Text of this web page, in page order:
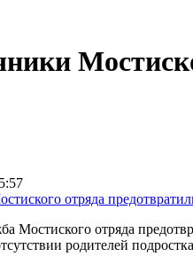
Мостиского отряда
родителей